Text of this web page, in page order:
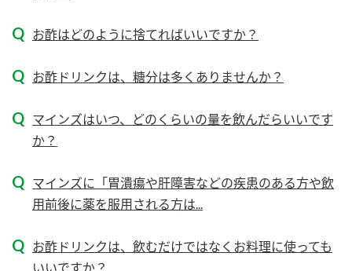
商品カテゴリ
酢 調味酢
お酢ドリンク ぽん酢
つゆ
新商品一覧
キャンペーン情報
ブランド・スペシャルサイト トップ
Fibee（ファイビー）
お酢はどのように捨てればいいですか？
お酢ドリンクは、糖分は多くありませんか？
マインズはいつ、どのくらいの量を飲んだらいいです
か？
マインズに「胃潰瘍や肝障害などの疾患のある方や飲
用前後に薬を服用される方は...
お酢ドリンクは、飲むだけではなくお料理に使っても
いいですか？